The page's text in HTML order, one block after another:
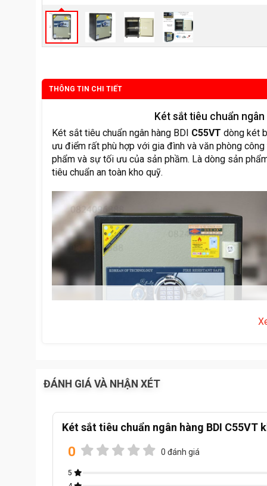
THÔNG TIN CHI TIẾT
Két sắt tiêu chuẩn
Két sắt tiêu chuẩn ngân hàng BDI C55VT dòng két
ưu điểm rất phù hợp với gia đình và văn phòng
phẩm và sự tối ưu của sản phầm. Là dòng sản
tiêu chuẩn an toàn kho quỹ.
Thông số kĩ thuật:
ĐÁNH GIÁ VÀ NHẬN XÉT
Két sắt tiêu chuẩn ngân hàng BDI C55VT
0 0 đánh giá
5